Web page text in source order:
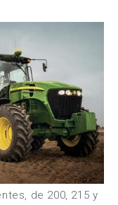
de 200, 215 y